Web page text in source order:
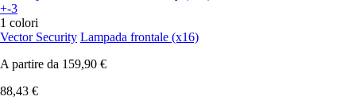
+-3
1 colori
Vector Security Lampada frontale (x16)
A partire da 159,90 €
88,43 €